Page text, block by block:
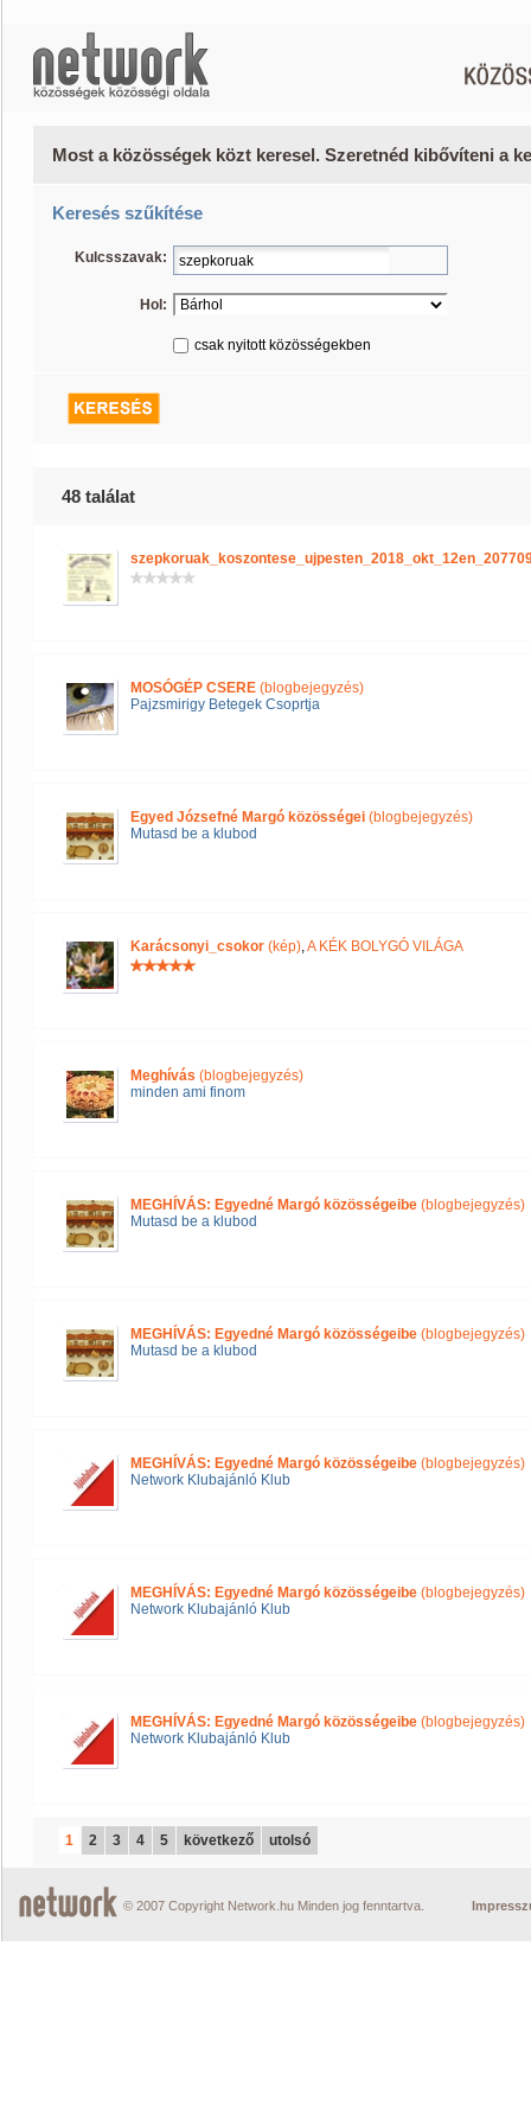
Most a közösségek közt keresel. Szeretnéd kibővíteni a
Keresés szűkítése
Kulcsszavak:
Hol:
csak nyitott közösségekben
48 találat
MOSÓGÉP CSERE (blogbejegyzés)
Pajzsmirigy Betegek Csoprtja
Egyed Józsefné Margó közösségei (blogbejegyzés)
Mutasd be a klubod
Karácsonyi_csokor (kép),A KÉK BOLYGÓ VILÁGA
Meghívás (blogbejegyzés)
minden ami finom
MEGHÍVÁS: Egyedné Margó közösségeibe (blogbejegyzés)
Mutasd be a klubod
MEGHÍVÁS: Egyedné Margó közösségeibe (blogbejegyzés)
Mutasd be a klubod
MEGHÍVÁS: Egyedné Margó közösségeibe (blogbejegyzés)
Network Klubajánló Klub
MEGHÍVÁS: Egyedné Margó közösségeibe (blogbejegyzés)
Network Klubajánló Klub
MEGHÍVÁS: Egyedné Margó közösségeibe (blogbejegyzés)
Network Klubajánló Klub
1 2 3 4 5 következő utolsó
© 2007 Copyright Network.hu Minden jog fenntartva.